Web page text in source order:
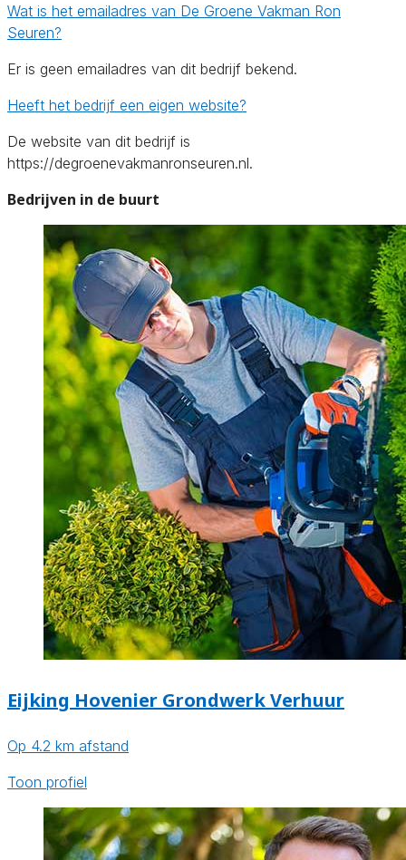
Wat is het emailadres van De Groene Vakman Ron
Seuren?
Er is geen emailadres van dit bedrijf bekend.
Heeft het bedrijf een eigen website?
De website van dit bedrijf is
https://degroenevakmanronseuren.nl.
Bedrijven in de buurt
Eijking Hovenier Grondwerk Verhuur
Op 4.2 km afstand
Toon profiel